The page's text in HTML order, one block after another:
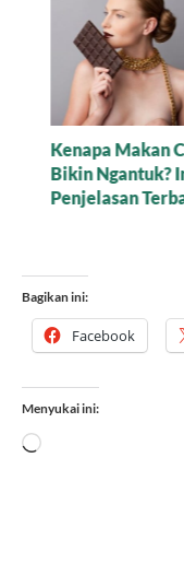
Rekomendasi
Coklat Lumer yang
Bikin Ketagihan
Bagikan ini:
Facebook
Menyukai ini:
Memuat...